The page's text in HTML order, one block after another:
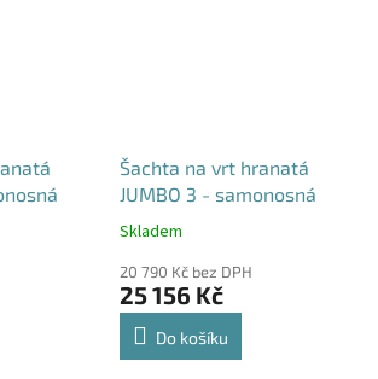
Šachta na vrt hranatá
JUMBO 3 - samonosná
Průměrné
produktu
je
5,0
Skladem
20 790 Kč bez DPH
25 156 Kč
Do košíku